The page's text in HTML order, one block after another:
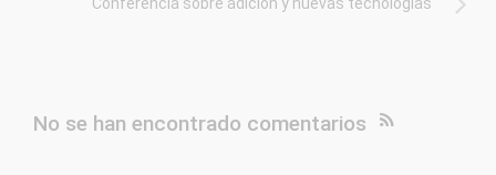
No se han encontrado comentarios